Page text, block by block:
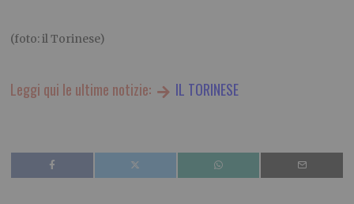
(foto: il Torinese)
Leggi qui le ultime notizie: IL TORINESE